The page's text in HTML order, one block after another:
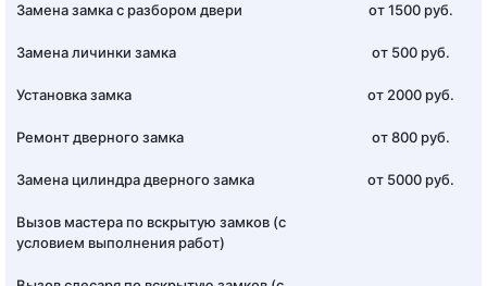
Замена замка с разбором двери от 1500 руб.
Замена личинки замка от 500 руб.
Установка замка от 2000 руб.
Ремонт дверного замка от 800 руб.
Замена цилиндра дверного замка от 5000 руб.
Вызов мастера по вскрытую замков (с
условием выполнения работ)